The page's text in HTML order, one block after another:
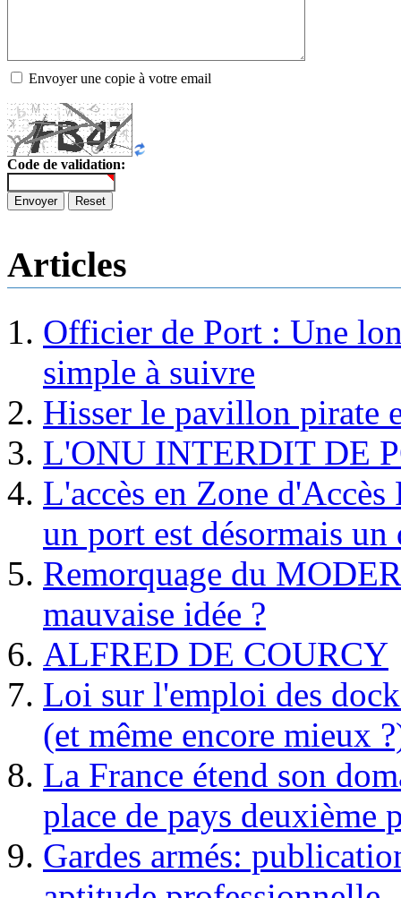
Envoyer une copie à votre email
Code de validation:
Envoyer Reset
Articles
Officier de Port : Une
simple à suivre
Hisser le pavillon pirate
L'ONU INTERDIT DE
L'accès en Zone
un port est désormais un
Remorquage du
mauvaise idée ?
ALFRED DE COURCY
Loi sur l'emploi des
(et même encore mieux
La France étend son
place de pays deuxième
Gardes armés: